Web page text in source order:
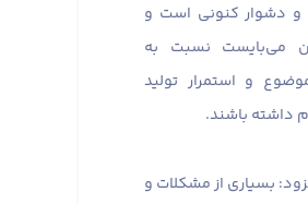
دشوار کنونی است و
می‌بایست نسبت به
و استمرار تولید
داشته باشند.
بسیاری از مشکلات و